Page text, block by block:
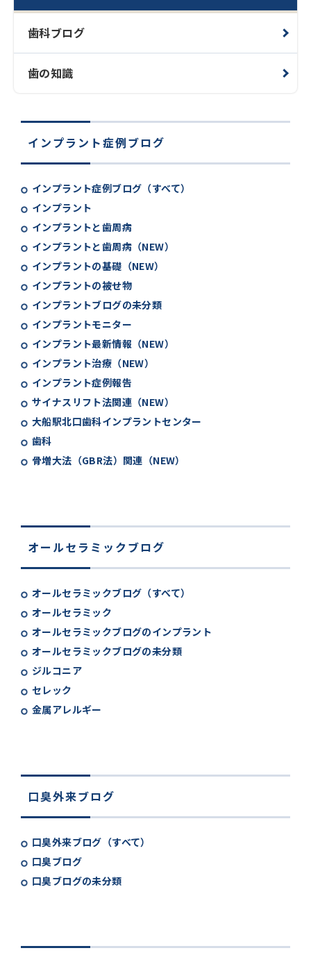
歯科ブログ
歯の知識
インプラント症例ブログ
インプラント症例ブログ（すべて）
インプラント
インプラントと歯周病
インプラントと歯周病（NEW）
インプラントの基礎（NEW）
インプラントの被せ物
インプラントブログの未分類
インプラントモニター
インプラント最新情報（NEW）
インプラント治療（NEW）
インプラント症例報告
サイナスリフト法関連（NEW）
大船駅北口歯科インプラントセンター
歯科
骨増大法（GBR法）関連（NEW）
オールセラミックブログ
オールセラミックブログ（すべて）
オールセラミック
オールセラミックブログのインプラント
オールセラミックブログの未分類
ジルコニア
セレック
金属アレルギー
口臭外来ブログ
口臭外来ブログ（すべて）
口臭ブログ
口臭ブログの未分類